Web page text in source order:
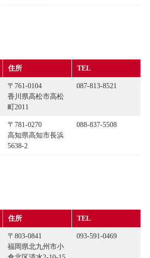
住所 TEL
〒761-0104
香川県高松市高松
町2011
087-813-8521
〒781-0270
高知県高知市長浜
5638-2
088-837-5508
住所 TEL
〒803-0841
福岡県北九州市小
093-591-0469